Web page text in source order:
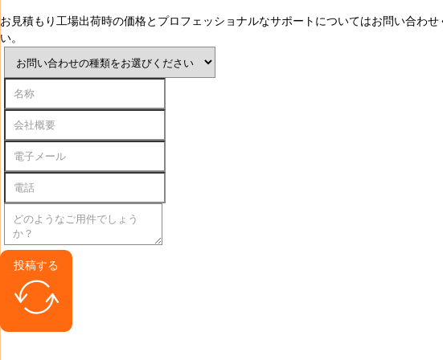
お見積もり工場出荷時の価格とプロフェッショナルなサポートについてはお問い合わせ
い。
投稿する